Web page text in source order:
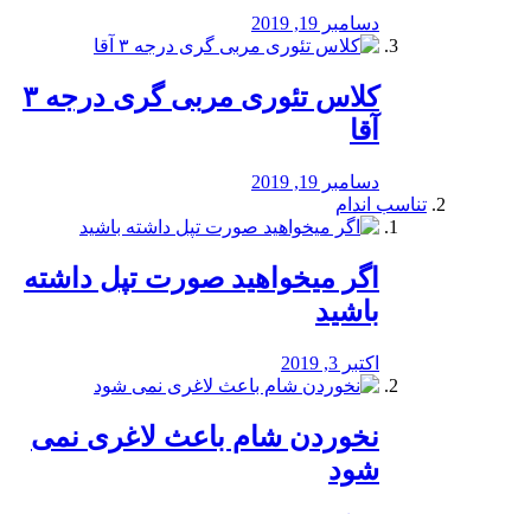
دسامبر 19, 2019
کلاس تئوری مربی گری درجه ۳
آقا
دسامبر 19, 2019
تناسب اندام
اگر میخواهید صورت تپل داشته
باشید
اکتبر 3, 2019
نخوردن شام باعث لاغری نمی
‌شود